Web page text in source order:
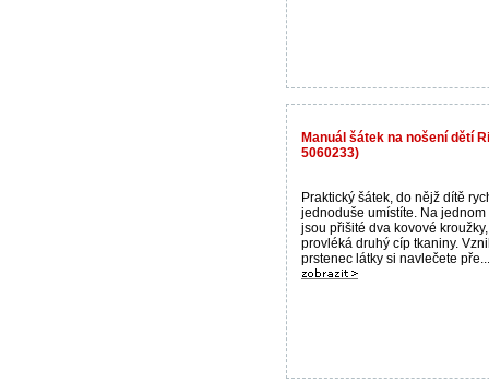
Manuál šátek na nošení dětí
5060233)
Praktický šátek, do nějž dítě
jednoduše umístíte. Na jednom
jsou přišité dva kovové
provléká druhý cíp tkaniny.
prstenec látky si navlečete pře...